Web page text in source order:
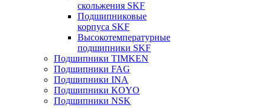
скольжения SKF
Подшипниковые
корпуса SKF
Высокотемпературные
подшипники SKF
Подшипники TIMKEN
Подшипники FAG
Подшипники INA
Подшипники KOYO
Подшипники NSK